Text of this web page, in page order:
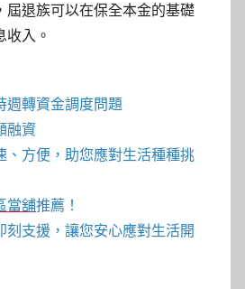
屆退族可以在保全本金的基礎
收入。
週轉資金調度問題
融資
、方便，助您應對生活種種挑
當舖推薦！
刻支援，讓您安心應對生活開